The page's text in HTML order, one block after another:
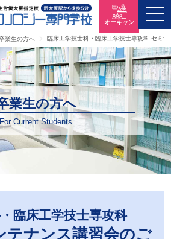
業生の方へ 臨床工学技士科・臨床工学技士専攻科 セミナ
オーキャン
業生の方へ
For Current Students
臨床工学技士専攻科
テナンス講習会のご